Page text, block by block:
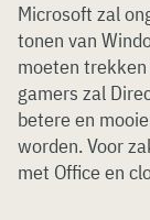
Microsoft zal
tonen van
moeten
gamers zal
betere en
worden. Voor
met Office en